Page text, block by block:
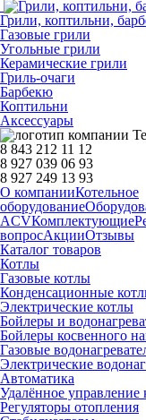
Грили, коптильни,
Газовые грили
Угольные грили
Керамические грили
Гриль-очаги
Барбекю
Коптильни
Аксессуары
8 843 212 11 12
8 927 039 06 93
8 927 249 13 93
О компанииКотельное
оборудование
ACVКомплектующие
вопросАкцииОтзывы
Каталог товаров
Котлы
Газовые котлы
Конденсационные
Электрические котлы
Бойлеры и
Бойлеры косвенного
Газовые
Электрические
Автоматика
Удалённое управление
Регуляторы отопления